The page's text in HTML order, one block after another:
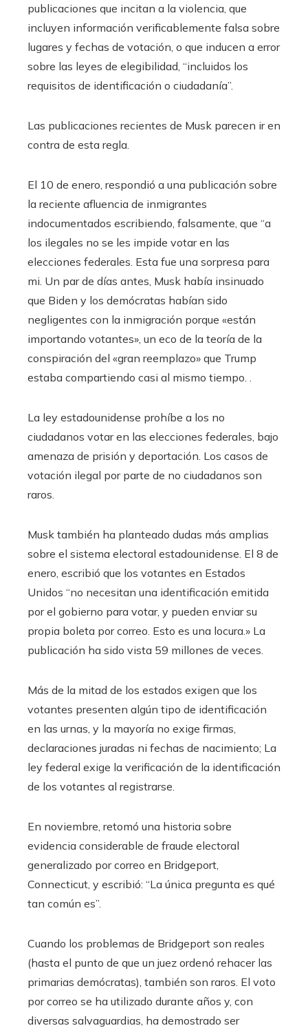
publicaciones que incitan a la violencia, que
incluyen información verificablemente falsa sobre
lugares y fechas de votación, o que inducen a error
sobre las leyes de elegibilidad, “incluidos los
requisitos de identificación o ciudadanía”.
Las publicaciones recientes de Musk parecen ir en
contra de esta regla.
El 10 de enero, respondió a una publicación sobre
la reciente afluencia de inmigrantes
indocumentados escribiendo, falsamente, que “a
los ilegales no se les impide votar en las
elecciones federales. Esta fue una sorpresa para
mi. Un par de días antes, Musk había insinuado
que Biden y los demócratas habían sido
negligentes con la inmigración porque «están
importando votantes», un eco de la teoría de la
conspiración del «gran reemplazo» que Trump
estaba compartiendo casi al mismo tiempo. .
La ley estadounidense prohíbe a los no
ciudadanos votar en las elecciones federales, bajo
amenaza de prisión y deportación. Los casos de
votación ilegal por parte de no ciudadanos son
raros.
Musk también ha planteado dudas más amplias
sobre el sistema electoral estadounidense. El 8 de
enero, escribió que los votantes en Estados
Unidos “no necesitan una identificación emitida
por el gobierno para votar, y pueden enviar su
propia boleta por correo. Esto es una locura.» La
publicación ha sido vista 59 millones de veces.
Más de la mitad de los estados exigen que los
votantes presenten algún tipo de identificación
en las urnas, y la mayoría no exige firmas,
declaraciones juradas ni fechas de nacimiento; La
ley federal exige la verificación de la identificación
de los votantes al registrarse.
En noviembre, retomó una historia sobre
evidencia considerable de fraude electoral
generalizado por correo en Bridgeport,
Connecticut, y escribió: “La única pregunta es qué
tan común es”.
Cuando los problemas de Bridgeport son reales
(hasta el punto de que un juez ordenó rehacer las
primarias demócratas), también son raros. El voto
por correo se ha utilizado durante años y, con
diversas salvaguardias, ha demostrado ser